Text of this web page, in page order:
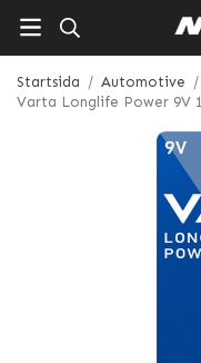
Startsida / Automotive /
Varta Longlife Power 9V